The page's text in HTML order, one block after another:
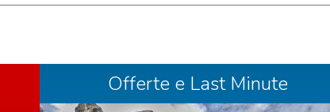
Offerte e Last Minute